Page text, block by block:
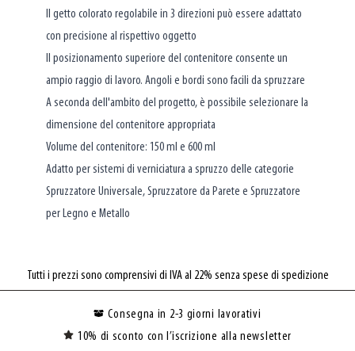
Il getto colorato regolabile in 3 direzioni può essere adattato
con precisione al rispettivo oggetto
Il posizionamento superiore del contenitore consente un
ampio raggio di lavoro. Angoli e bordi sono facili da spruzzare
A seconda dell'ambito del progetto, è possibile selezionare la
dimensione del contenitore appropriata
Volume del contenitore: 150 ml e 600 ml
Adatto per sistemi di verniciatura a spruzzo delle categorie
Spruzzatore Universale, Spruzzatore da Parete e Spruzzatore
per Legno e Metallo
Tutti i prezzi sono comprensivi di IVA al 22% senza spese di spedizione
Consegna in 2-3 giorni lavorativi
10% di sconto con l’iscrizione alla newsletter